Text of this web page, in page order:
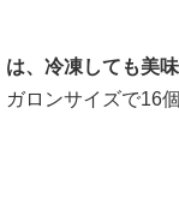
、冷凍しても美
ロンサイズで16